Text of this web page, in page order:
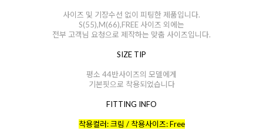
사이즈 및 기장수선 없이 피팅한 제품입니다.
S(55),M(66),FREE 사이즈 외에는
전부 고객님 요청으로 제작하는 맞춤 사이즈입니다.
SIZE TIP
평소 44반사이즈의 모델에게
기본핏으로 착용되었습니다
FITTING INFO
착용컬러: 크림 / 착용사이즈: Free